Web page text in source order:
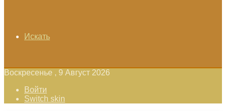
Искать
Воскресенье , 9 Август 2026
Войти
Switch skin